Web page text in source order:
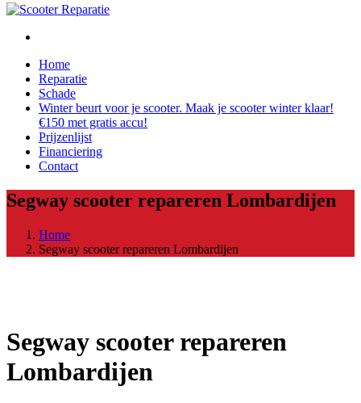
Home
Reparatie
Schade
Winter beurt voor je scooter. Maak je scooter winter klaar!
€150 met gratis accu!
Prijzenlijst
Financiering
Contact
Segway scooter repareren Lombardijen
Home
Segway scooter repareren Lombardijen
Segway scooter repareren
Lombardijen